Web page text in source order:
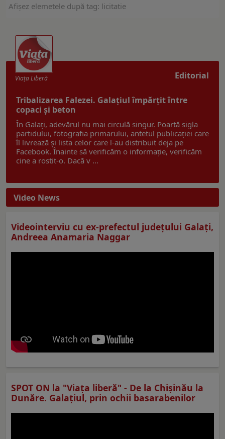
Afişez elemetele după tag: licitatie
Editorial
Viaţa Liberă
Tribalizarea Falezei. Galațiul împărțit între
copaci și beton
În Galați, adevărul nu mai circulă singur. Poartă sigla
partidului, fotografia primarului, antetul publicației care
îl livrează și lista celor care l-au distribuit deja pe
Facebook. Înainte să verificăm o informație, verificăm
cine a rostit-o. Dacă v ...
Video News
Videointerviu cu ex-prefectul judeţului Galaţi,
Andreea Anamaria Naggar
SPOT ON la "Viaţa liberă" - De la Chișinău la
Dunăre. Galațiul, prin ochii basarabenilor